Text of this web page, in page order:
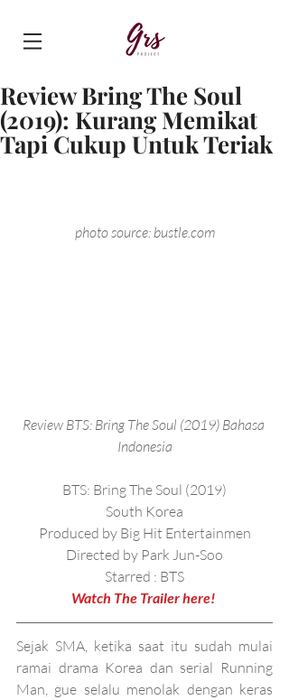
Review Bring The Soul
(2019): Kurang Memikat
Tapi Cukup Untuk Teriak
photo source: bustle.com
Review BTS: Bring The Soul (2019) Bahasa
Indonesia
BTS: Bring The Soul (2019)
South Korea
Produced by Big Hit Entertainmen
Directed by Park Jun-Soo
Starred : BTS
Watch The Trailer here!
Sejak SMA, ketika saat itu sudah mulai
ramai drama Korea dan serial Running
Man, gue selalu menolak dengan keras